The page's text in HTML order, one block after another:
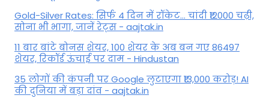
Gold-Silver Rates: सिर्फ 4 दिन में रॉकेट... चांदी ₹12000 चढ़ी,
सोना भी भागा, जानें रेट्स - aajtak.in
11 बार बांटे बोनस शेयर, 100 शेयर के अब बन गए 86497
शेयर, रिकॉर्ड ऊंचाई पर दाम - Hindustan
35 लोगों की कंपनी पर Google लुटाएगा ₹13,000 करोड़! AI
की दुनिया में बड़ा दांव - aajtak.in